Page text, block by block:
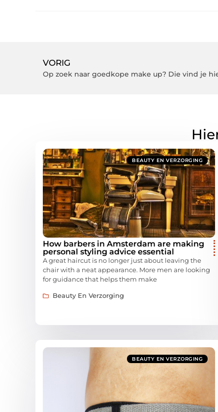
VORIG
Op zoek naar goedkope make up? Die vind je
BEAUTY EN VERZORGING
How barbers in Amsterdam are making
personal styling advice essential
A great haircut is no longer just about leaving the
chair with a neat appearance. More men are looking
for guidance that helps them make
Beauty En Verzorging
BEAUTY EN VERZORGING